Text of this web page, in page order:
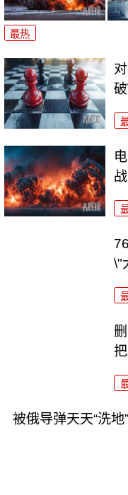
最热
\"
被俄导弹天天“洗地